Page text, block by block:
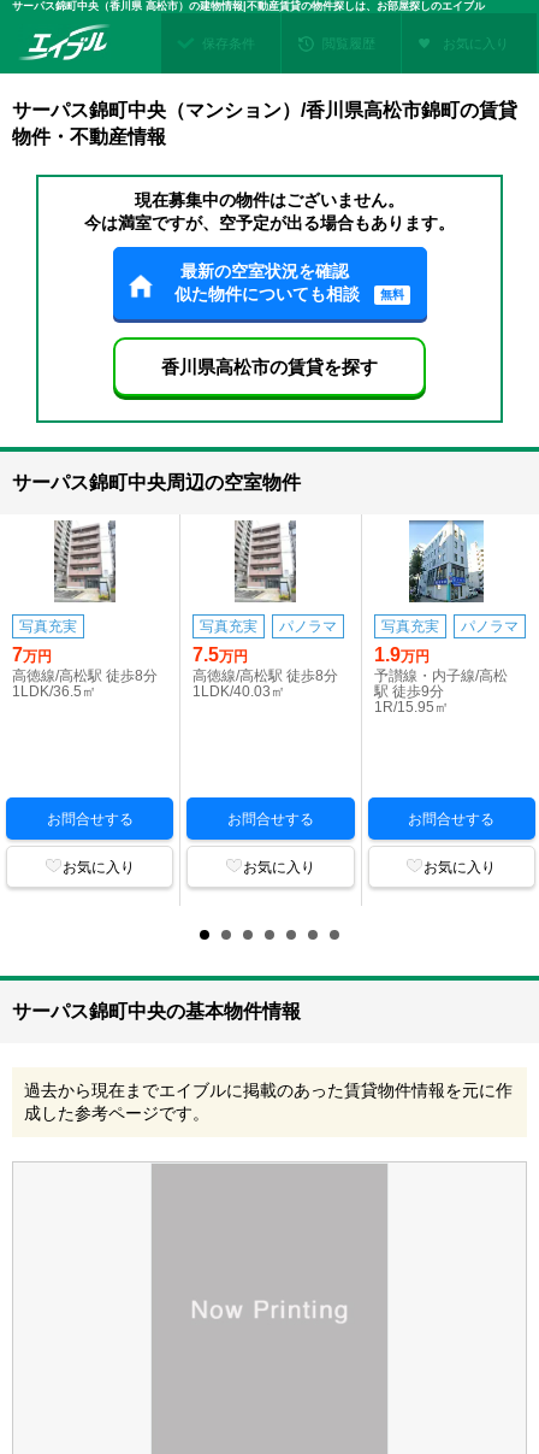
サーパス錦町中央（香川県 高松市）の建物情報|不動産賃貸の物件探しは、お部屋探しのエイブル
保存条件 閲覧履歴 お気に入り
サーパス錦町中央（マンション）/香川県高松市錦町の賃貸
物件・不動産情報
現在募集中の物件はございません。
今は満室ですが、空予定が出る場合もあります。
最新の空室状況を確認
似た物件についても相談
無料
香川県高松市の賃貸を探す
サーパス錦町中央周辺の空室物件
写真充実
7万円
高徳線/高松駅 徒歩8分
1LDK/36.5㎡
お問合せする
お気に入り
写真充実 パノラマ
7.5万円
高徳線/高松駅 徒歩8分
1LDK/40.03㎡
お問合せする
お気に入り
写真充実 パノラマ
1.9万円
予讃線・内子線/高松
駅 徒歩9分
1R/15.95㎡
お問合せする
お気に入り
サーパス錦町中央の基本物件情報
過去から現在までエイブルに掲載のあった賃貸物件情報を元に作
成した参考ページです。